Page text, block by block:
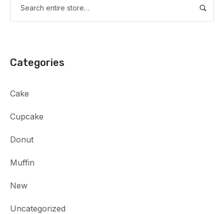
Categories
Cake
Cupcake
Donut
Muffin
New
Uncategorized